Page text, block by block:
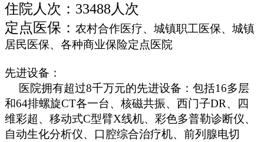
住院人次：33488人次
定点医保： 农村合作医疗、城镇职工医保、城镇
居民医保、各种商业保险定点医院
先进设备：
医院拥有超过8千万元的先进设备：包括16多层
和64排螺旋CT各一台、核磁共振、西门子DR、四
维彩超、移动式C型臂X线机、彩色多普勒诊断仪、
自动生化分析仪、口腔综合治疗机、前列腺电切